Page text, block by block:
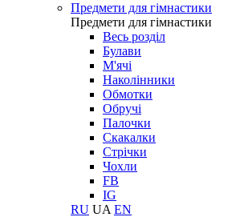
Предмети для гімнастики
Предмети для гімнастики
Весь розділ
Булави
М'ячі
Наколінники
Обмотки
Обручі
Палочки
Скакалки
Стрічки
Чохли
FB
IG
RU UA EN